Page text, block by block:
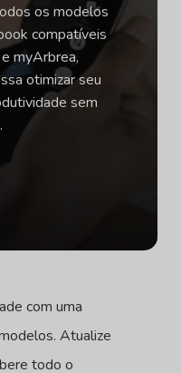
os modelos
compatíveis
myArbrea,
otimizar seu
sem
com uma
Atualize
todo o